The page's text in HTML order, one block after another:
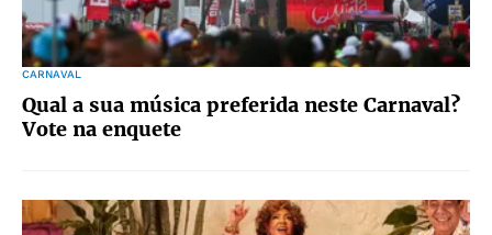
CARNAVAL
Qual a sua música preferida neste Carnaval?
Vote na enquete